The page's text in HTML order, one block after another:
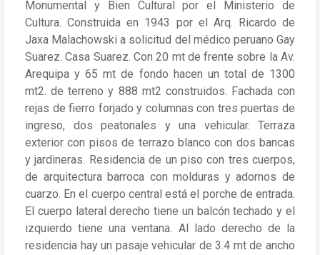
Monumental y Bien Cultural por el Ministerio de
Cultura. Construida en 1943 por el Arq. Ricardo de
Jaxa Malachowski a solicitud del médico peruano Gay
Suarez. Casa Suarez. Con 20 mt de frente sobre la Av.
Arequipa y 65 mt de fondo hacen un total de 1300
mt2. de terreno y 888 mt2 construidos. Fachada con
rejas de fierro forjado y columnas con tres puertas de
ingreso, dos peatonales y una vehicular. Terraza
exterior con pisos de terrazo blanco con dos bancas
y jardineras. Residencia de un piso con tres cuerpos,
de arquitectura barroca con molduras y adornos de
cuarzo. En el cuerpo central está el porche de entrada.
El cuerpo lateral derecho tiene un balcón techado y el
izquierdo tiene una ventana. Al lado derecho de la
residencia hay un pasaje vehicular de 3.4 mt de ancho